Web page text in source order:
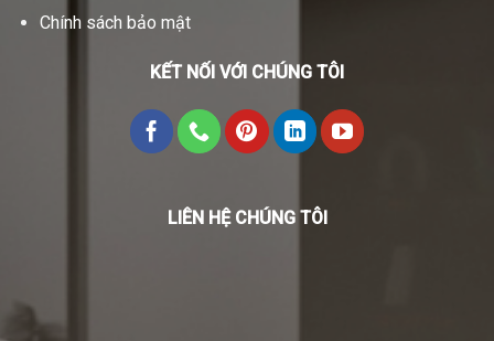
Chính sách bảo mật
KẾT NỐI VỚI CHÚNG TÔI
LIÊN HỆ CHÚNG TÔI